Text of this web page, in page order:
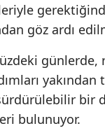
göz ardı
günlerde,
bir
bulunuyor.